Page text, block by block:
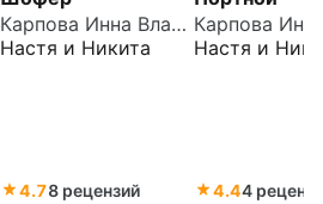
Карпова Инна Владимировна
Настя и Никита
4.78 рецензий
Настя и
4.44